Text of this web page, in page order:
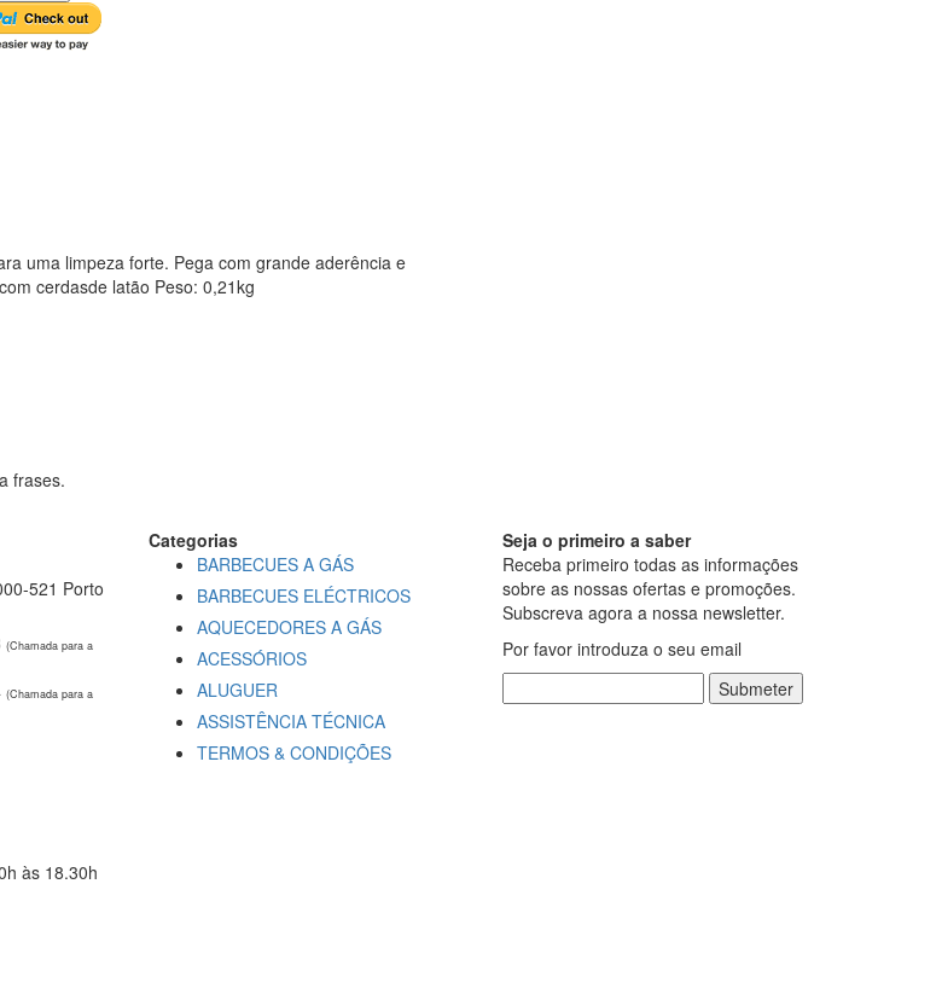
uma limpeza forte. Pega com grande aderência e
cerdasde latão Peso: 0,21kg
frases.
521 Porto
(Chamada para a
(Chamada para a
às 18.30h
Categorias
BARBECUES A GÁS
BARBECUES ELÉCTRICOS
AQUECEDORES A GÁS
ACESSÓRIOS
ALUGUER
ASSISTÊNCIA TÉCNICA
TERMOS & CONDIÇÕES
Seja o primeiro a saber
Receba primeiro todas as informações
sobre as nossas ofertas e promoções.
Subscreva agora a nossa newsletter.
Por favor introduza o seu email
Submeter